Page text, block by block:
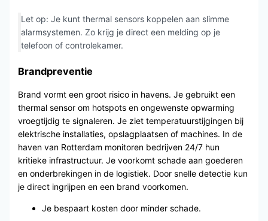
Let op: Je kunt thermal sensors koppelen aan slimme
alarmsystemen. Zo krijg je direct een melding op je
telefoon of controlekamer.
Brandpreventie
Brand vormt een groot risico in havens. Je gebruikt een
thermal sensor om hotspots en ongewenste opwarming
vroegtijdig te signaleren. Je ziet temperatuurstijgingen bij
elektrische installaties, opslagplaatsen of machines. In de
haven van Rotterdam monitoren bedrijven 24/7 hun
kritieke infrastructuur. Je voorkomt schade aan goederen
en onderbrekingen in de logistiek. Door snelle detectie kun
je direct ingrijpen en een brand voorkomen.
Je bespaart kosten door minder schade.